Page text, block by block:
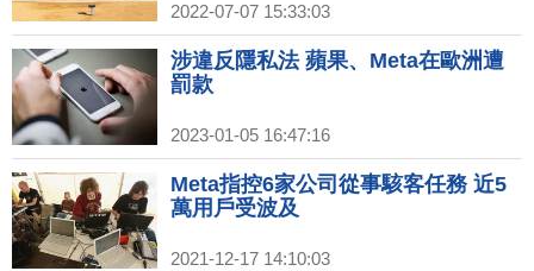
2022-07-07 15:33:03
涉違反隱私法 蘋果、Meta在歐洲遭
罰款
2023-01-05 16:47:16
Meta指控6家公司從事駭客任務 近5
萬用戶受波及
2021-12-17 14:10:03